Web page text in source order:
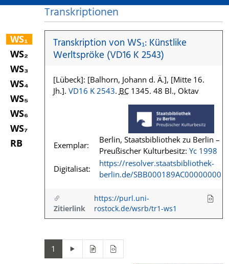
WS₁
WS₂
WS₃
WS₄
WS₅
WS₆
WS₇
RB
Transkriptionen
Transkription von WS₁: Künstlike
Werltspröke (VD16 K 2543)
[Lübeck]: [Balhorn, Johann d. Ä.], [Mitte 16.
Jh.]. VD16 K 2543. BC1345. 48 Bl., Oktav
Exemplar:
Berlin, Staatsbibliothek zu Berlin –
Preußischer Kulturbesitz: Yc 1998
Digitalisat:
https://resolver.staatsbibliothek-
berlin.de/SBB000189AC00000000
Zitierlink
https://purl.uni-
rostock.de/wsrb/tr1-ws1
1